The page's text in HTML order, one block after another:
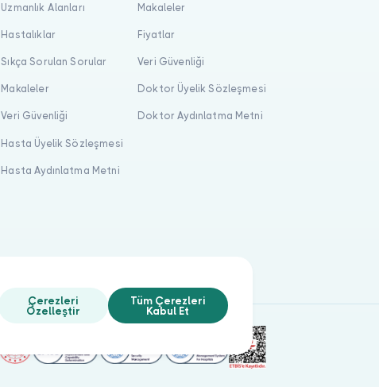
Çerezleri
Özelleştir
Tüm Çerezleri
Kabul Et
Uzmanlık Alanları
Hastalıklar
Sıkça Sorulan Sorular
Makaleler
Veri Güvenliği
Hasta Üyelik Sözleşmesi
Hasta Aydınlatma Metni
Makaleler
Fiyatlar
Veri Güvenliği
Doktor Üyelik Sözleşmesi
Doktor Aydınlatma Metni